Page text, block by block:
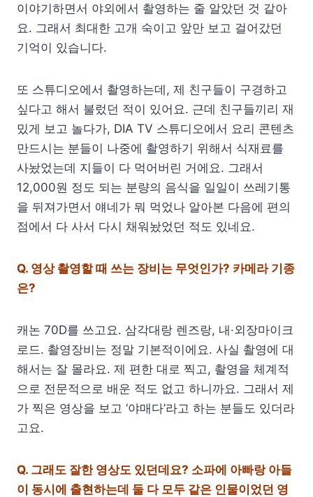
이야기하면서 야외에서 촬영하는 줄 알았던 것 같아
요. 그래서 최대한 고개 숙이고 앞만 보고 걸어갔던
기억이 있습니다.
또 스튜디오에서 촬영하는데, 제 친구들이 구경하고
싶다고 해서 불렀던 적이 있어요. 근데 친구들끼리 재
밌게 보고 놀다가, DIA TV 스튜디오에서 요리 콘텐츠
만드시는 분들이 나중에 촬영하기 위해서 식재료를
사놨었는데 지들이 다 먹어버린 거에요. 그래서
12,000원 정도 되는 분량의 음식을 일일이 쓰레기통
을 뒤져가면서 얘네가 뭐 먹었나 알아본 다음에 편의
점에서 다 사서 다시 채워놨었던 적도 있네요.
Q. 영상 촬영할 때 쓰는 장비는 무엇인가? 카메라 기종
은?
캐논 70D를 쓰고요. 삼각대랑 렌즈랑, 내·외장마이크
로드. 촬영장비는 정말 기본적이에요. 사실 촬영에 대
해서는 잘 몰라요. 제 편한 대로 찍고, 촬영을 체계적
으로 전문적으로 배운 적도 없고 하니까요. 그래서 제
가 찍은 영상을 보고 ‘야매다’라고 하는 분들도 있더라
고요.
Q. 그래도 잘한 영상도 있던데요? 소파에 아빠랑 아들
이 동시에 출현하는데 둘 다 모두 같은 인물이었던 영